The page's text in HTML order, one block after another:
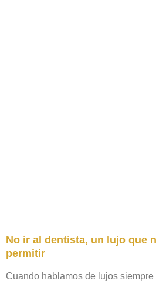
No ir al dentista, un lujo que
permitir
Cuando hablamos de lujos